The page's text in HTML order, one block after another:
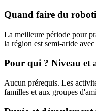
Quand faire du
La meilleure période pour
la région est semi-aride
Pour qui ? Niveau et
Aucun prérequis. Les
familles et aux groupes